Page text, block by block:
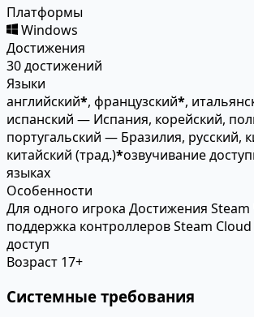
Платформы
Windows
Достижения
30 достижений
Языки
английский*, французский*,
испанский — Испания, корейский,
португальский — Бразилия, русский,
китайский (трад.)*озвучивание
языках
Особенности
Для одного игрока Достижения Steam
поддержка контроллеровSteam Cloud
доступ
Возраст 17+
Системные требования